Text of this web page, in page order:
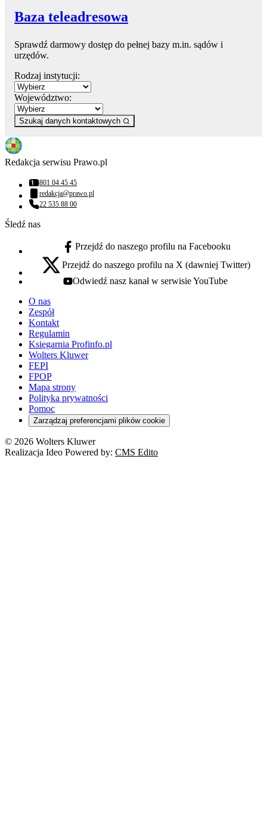
Baza teleadresowa
Sprawdź darmowy dostęp do pełnej bazy m.in. sądów i
urzędów.
Rodzaj instytucji:
Województwo:
Szukaj danych kontaktowych
Redakcja serwisu Prawo.pl
Numer telefonu:
801 04 45 45
Adres email:
redakcja@prawo.pl
Numer telefonu:
22 535 88 00
Śledź nas
facebook - otwiera się w nowej karcie
Przejdź do naszego profilu na Facebooku
x - otwiera się w nowej karcie
Przejdź do naszego profilu na X (dawniej Twitter)
youtube - otwiera się w nowej karcie
Odwiedź nasz kanał w serwisie YouTube
O nas
Zespół
Kontakt
Regulamin
Księgarnia Profinfo.pl
Wolters Kluwer
FEPI
FPOP
Mapa strony
Polityka prywatności
Pomoc
Zarządzaj preferencjami plików cookie
© 2026 Wolters Kluwer
Realizacja Ideo Powered by: CMS Edito